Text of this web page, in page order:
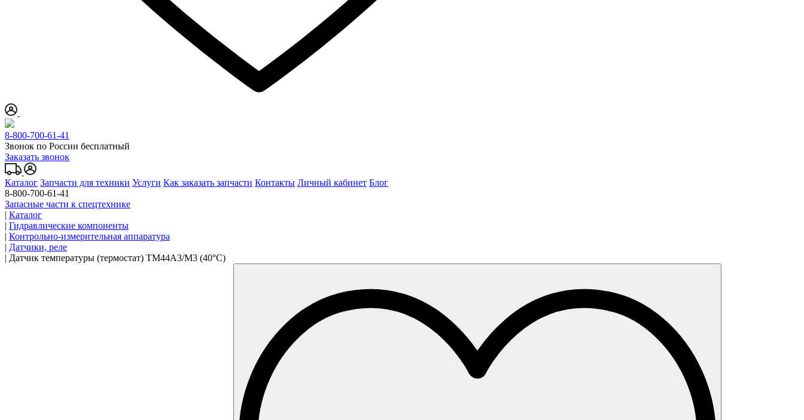
8-800-700-61-41
Звонок по России бесплатный
Заказать звонок
Каталог Запчасти для техники Услуги Как заказать запчасти Контакты Личный кабинет Блог
8-800-700-61-41
Запасные части к спецтехнике
| Каталог
| Гидравлические компоненты
| Контрольно-измерительная аппаратура
| Датчики, реле
| Датчик температуры (термостат) TM44A3/M3 (40°C)